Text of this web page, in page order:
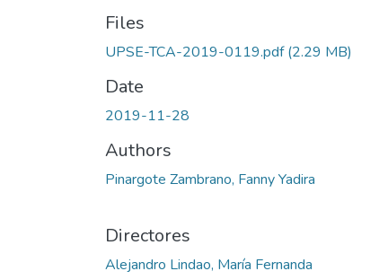
Files
UPSE-TCA-2019-0119.pdf(2.29 MB)
Date
2019-11-28
Authors
Pinargote Zambrano, Fanny Yadira
Directores
Alejandro Lindao, María Fernanda